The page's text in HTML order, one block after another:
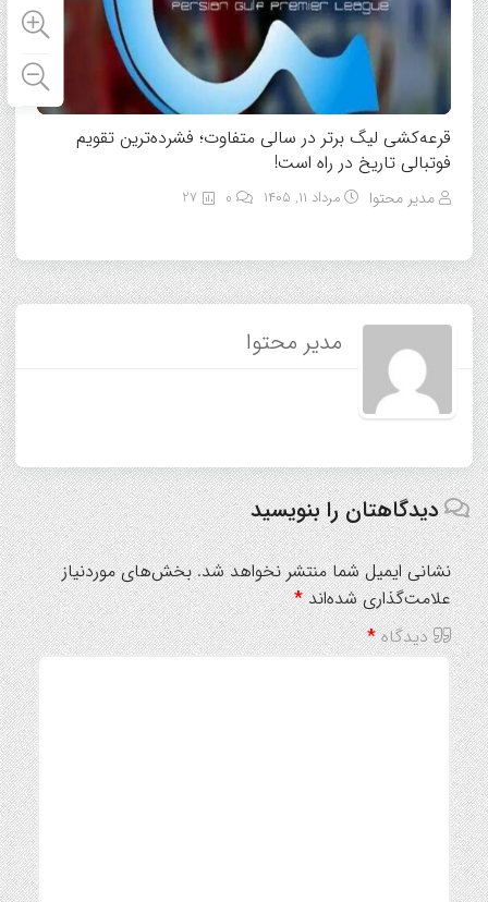
قرعه‌کشی لیگ برتر در سالی متفاوت؛ فشرده‌ترین تقویم
فوتبالی تاریخ در راه است!
مدیر محتوا مرداد ۱۱, ۱۴۰۵ 27
مدیر محتوا
دیدگاهتان را بنویسید
نشانی ایمیل شما منتشر نخواهد شد. بخش‌های موردنیاز
علامت‌گذاری شده‌اند*
دیدگاه*